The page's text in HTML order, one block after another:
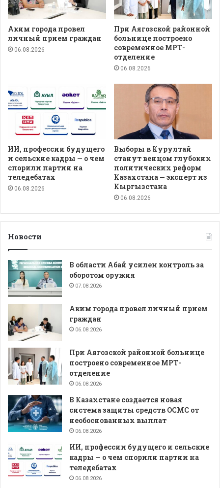
Аким города провел
личный прием граждан
06.08.2026
При Аягозской районной
больнице построено
современное МРТ-
отделение
06.08.2026
ИИ, профессии будущего
и сельские кадры — о чем
спорили партии на
теледебатах
06.08.2026
Выборы в Курултай
станут венцом глубоких
политических реформ
Казахстана — эксперт из
Кыргызстана
06.08.2026
Новости
В области Абай усилен контроль за
оборотом оружия
07.08.2026
Аким города провел личный прием
граждан
06.08.2026
При Аягозской районной больнице
построено современное МРТ-
отделение
06.08.2026
В Казахстане создается новая
система защиты средств ОСМС от
необоснованных выплат
06.08.2026
ИИ, профессии будущего и сельские
кадры — о чем спорили партии на
теледебатах
06.08.2026